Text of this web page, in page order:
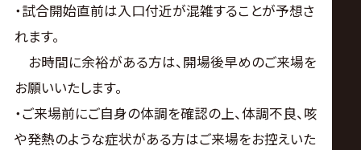
・試合開始直前は入口付近が混雑することが予想さ
れます。
お時間に余裕がある方は、開場後早めのご来場を
お願いいたします。
・ご来場前にご自身の体調を確認の上、体調不良、咳
や発熱のような症状がある方はご来場をお控えいた